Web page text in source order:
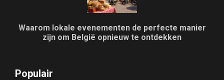
Waarom lokale evenementen de perfecte manier
zijn om België opnieuw te ontdekken
Populair